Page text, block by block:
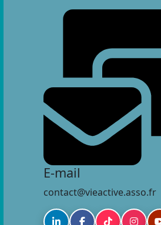
E-mail
contact@vieactive.asso.fr